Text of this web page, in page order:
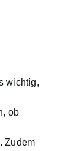
wichtig,
ob
Zudem